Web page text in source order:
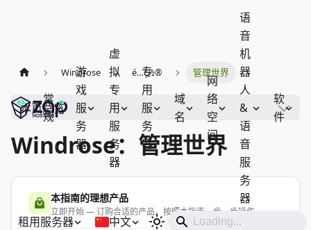
常
规
游
戏
服
务
器
虚
拟
专
用
服
务
器
专
用
服
务
器
域
名
网
络
空
间
语
音
机
器
人
&
语
音
服
务
器
软
件
租用服务器 中文
Windrose é…ç½® 管理世界
本页总览
Windrose：管理世界
本指南的理想产品
立即开始 — 订购合适的产品，按照本指南一步一步操作。